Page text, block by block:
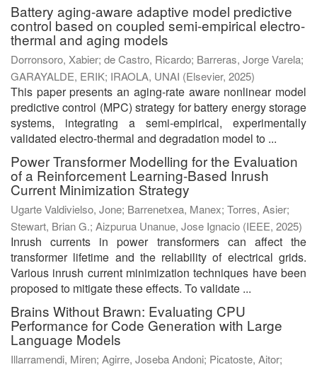
Battery aging-aware adaptive model predictive
control based on coupled semi-empirical electro-
thermal and aging models
Dorronsoro, Xabier; de Castro, Ricardo; Barreras, Jorge Varela;
GARAYALDE, ERIK; IRAOLA, UNAI (Elsevier, 2025)
This paper presents an aging-rate aware nonlinear model
predictive control (MPC) strategy for battery energy storage
systems, integrating a semi-empirical, experimentally
validated electro-thermal and degradation model to ...
Power Transformer Modelling for the Evaluation
of a Reinforcement Learning-Based Inrush
Current Minimization Strategy
Ugarte Valdivielso, Jone; Barrenetxea, Manex; Torres, Asier;
Stewart, Brian G.; Aizpurua Unanue, Jose Ignacio (IEEE, 2025)
Inrush currents in power transformers can affect the
transformer lifetime and the reliability of electrical grids.
Various inrush current minimization techniques have been
proposed to mitigate these effects. To validate ...
Brains Without Brawn: Evaluating CPU
Performance for Code Generation with Large
Language Models
Illarramendi, Miren; Agirre, Joseba Andoni; Picatoste, Aitor;